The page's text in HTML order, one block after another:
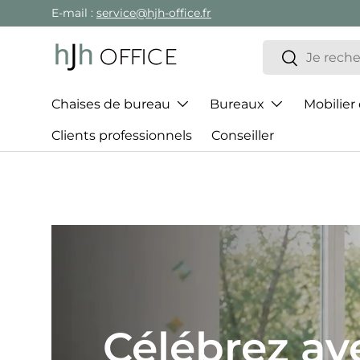
Aller au contenu
E-mail : service@hjh-office.fr
Recherche
Rechercher
Chaises de bureau Bureaux Mobilier
Clients professionnels Conseiller
Le